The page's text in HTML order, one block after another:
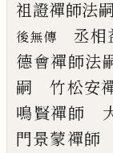
祖證禪師法嗣
後無傳
丞相
德會禪師法
嗣 竹松安
鳴賢禪師
門景蒙禪師